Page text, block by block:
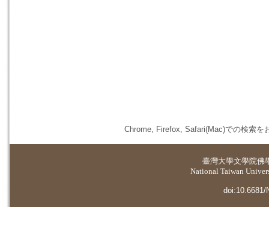
Chrome, Firefox, Safari(Mac)での検索を
臺灣大學文學院佛
National Taiwan
doi:10.6681/